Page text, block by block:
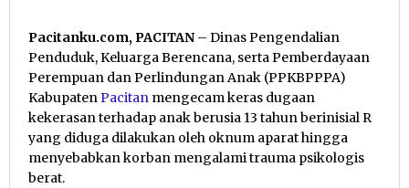
Pacitanku.com, PACITAN – Dinas Pengendalian
Penduduk, Keluarga Berencana, serta Pemberdayaan
Perempuan dan Perlindungan Anak (PPKBPPPA)
KabupatenPacitan mengecam keras dugaan
kekerasan terhadap anak berusia 13 tahun berinisial R
yang diduga dilakukan oleh oknum aparat hingga
menyebabkan korban mengalami trauma psikologis
berat.